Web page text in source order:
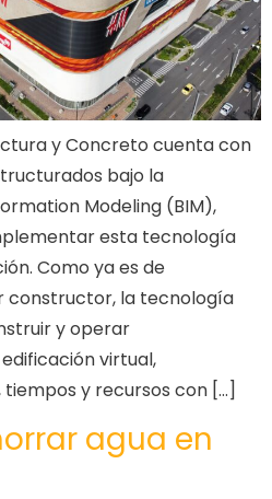
y Concreto cuenta con
bajo la
Modeling (BIM),
esta tecnología
Como ya es de
constructor, la tecnología
y operar
virtual,
y recursos con […]
agua en